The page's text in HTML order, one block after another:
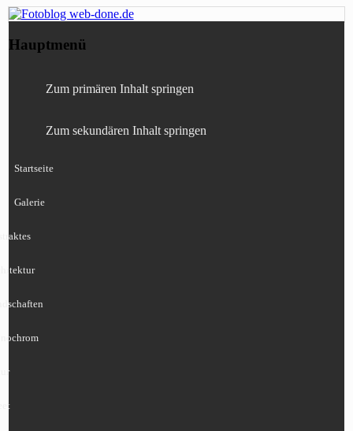
Fotoblog web-done.de
Canon, Nikon, Sony
Hauptmenü
Zum primären Inhalt springen
Zum sekundären Inhalt springen
Startseite
Galerie